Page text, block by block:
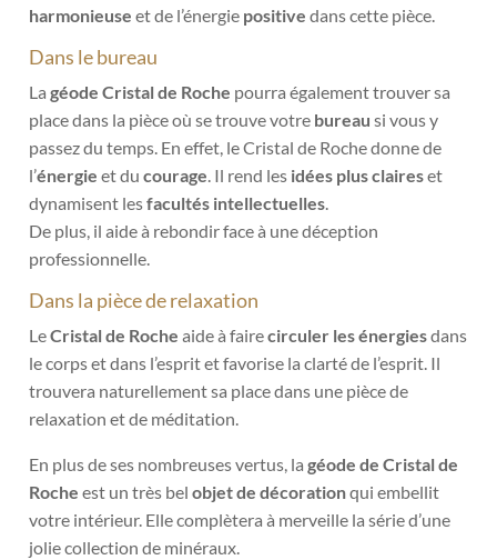
harmonieuse et de l’énergie positive dans cette pièce.
Dans le bureau
Lagéode Cristal de Roche pourra également trouver sa
place dans la pièce où se trouve votre bureau si vous y
passez du temps. En effet, le Cristal de Roche donne de
l’énergie et ducourage. Il rend les idées plus claireset
dynamisent lesfacultés intellectuelles.
De plus, il aide à rebondir face à une déception
professionnelle.
Dans la pièce de relaxation
LeCristal de Roche aide à fairecirculer les énergiesdans
le corps et dans l’esprit et favorise la clarté de l’esprit. Il
trouvera naturellement sa place dans une pièce de
relaxation et de méditation.
En plus de ses nombreuses vertus, lagéode de Cristal de
Roche est un très belobjet de décorationqui embellit
votre intérieur. Elle complètera à merveille la série d’une
jolie collection de minéraux.